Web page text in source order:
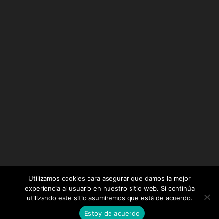
Diseñado por Elegant Themes| Desarrollado por
WordPress
Utilizamos cookies para asegurar que damos la mejor
experiencia al usuario en nuestro sitio web. Si continúa
utilizando este sitio asumiremos que está de acuerdo.
Estoy de acuerdo